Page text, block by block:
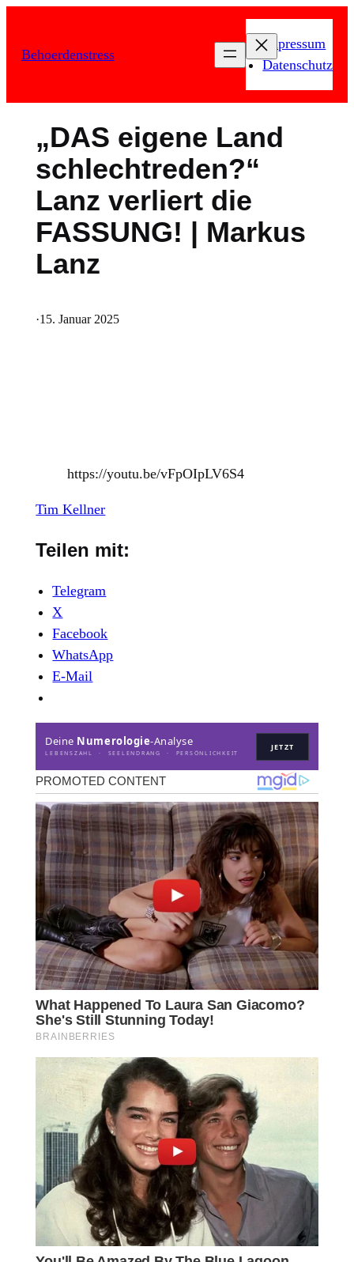
springen
Behoerdenstress
Impressum
Datenschutz
„DAS eigene Land
schlechtreden?“
Lanz verliert die
FASSUNG! | Markus
Lanz
·15. Januar 2025
https://youtu.be/vFpOIpLV6S4
Tim Kellner
Teilen mit:
Telegram
X
Facebook
WhatsApp
E-Mail
Deine Numerologie-Analyse
LEBENSZAHL · SEELENDRANG · PERSÖNLICHKEIT
JETZT